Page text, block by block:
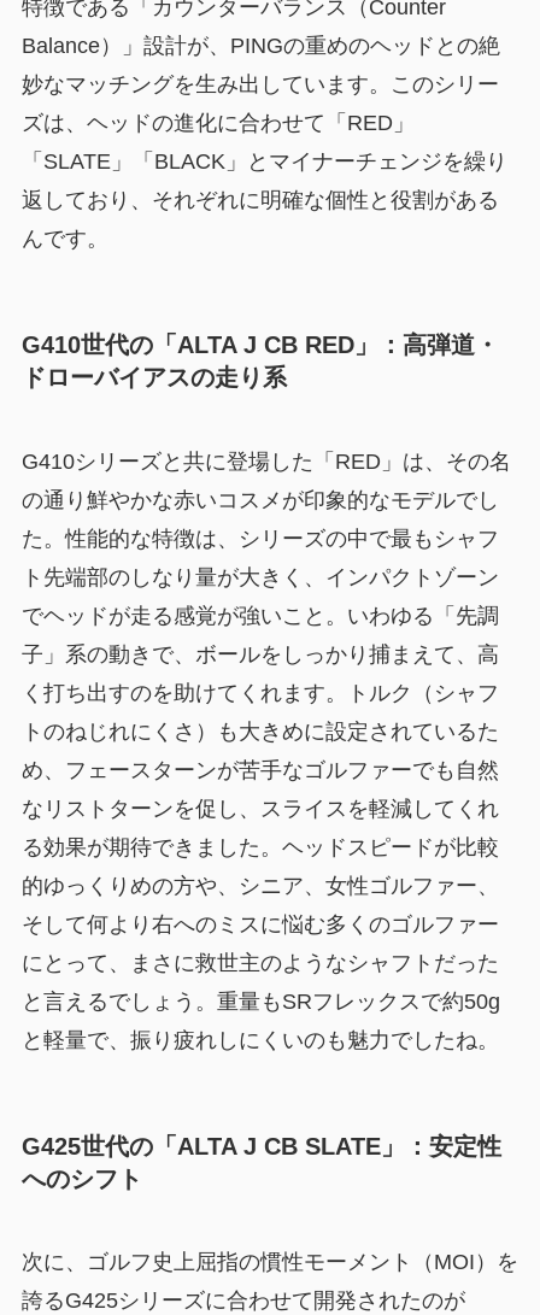
特徴である「カウンターバランス（Counter
Balance）」設計が、PINGの重めのヘッドとの絶
妙なマッチングを生み出しています。このシリー
ズは、ヘッドの進化に合わせて「RED」
「SLATE」「BLACK」とマイナーチェンジを繰り
返しており、それぞれに明確な個性と役割がある
んです。
G410世代の「ALTA J CB RED」：高弾道・
ドローバイアスの走り系
G410シリーズと共に登場した「RED」は、その名
の通り鮮やかな赤いコスメが印象的なモデルでし
た。性能的な特徴は、シリーズの中で最もシャフ
ト先端部のしなり量が大きく、インパクトゾーン
でヘッドが走る感覚が強いこと。いわゆる「先調
子」系の動きで、ボールをしっかり捕まえて、高
く打ち出すのを助けてくれます。トルク（シャフ
トのねじれにくさ）も大きめに設定されているた
め、フェースターンが苦手なゴルファーでも自然
なリストターンを促し、スライスを軽減してくれ
る効果が期待できました。ヘッドスピードが比較
的ゆっくりめの方や、シニア、女性ゴルファー、
そして何より右へのミスに悩む多くのゴルファー
にとって、まさに救世主のようなシャフトだった
と言えるでしょう。重量もSRフレックスで約50g
と軽量で、振り疲れしにくいのも魅力でしたね。
G425世代の「ALTA J CB SLATE」：安定性
へのシフト
次に、ゴルフ史上屈指の慣性モーメント（MOI）を
誇るG425シリーズに合わせて開発されたのが